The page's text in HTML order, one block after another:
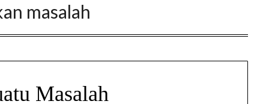
masalah
Masalah